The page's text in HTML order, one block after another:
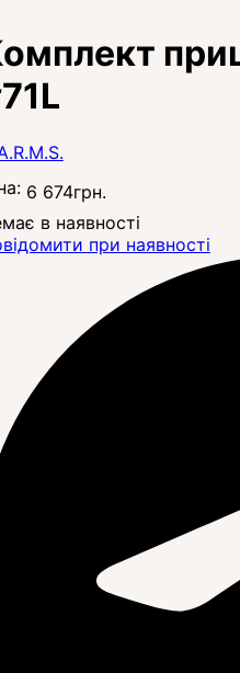
6 674грн.
в наявності
при наявності